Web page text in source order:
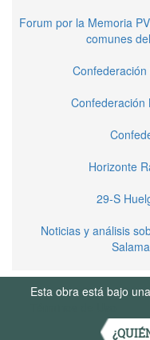
Forum por la Memoria
comunes
Confederación
Horizonte
29-S
Noticias y análisis
Esta obra está bajo